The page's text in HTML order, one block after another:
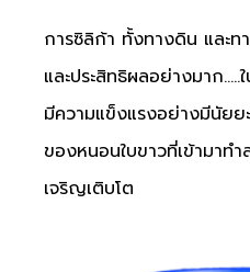
การซิลิก้า ทั้งทางดิน และท
และประสิทธิผลอย่างมาก…..
มีความแข็งแรงอย่างมีนัยย
ของหนอนใบขาวที่เข้ามาท
เจริญเติบโต